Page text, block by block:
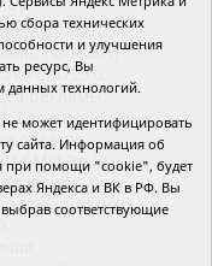
81,
Почтамт,
рекламы:
Сетевое
область
СМИ Эл №
сбора технических
и улучшения
ресурс, Вы
данных технологий.
может идентифицировать
сайта. Информация об
при помощи "cookie", будет
Яндекса и ВК в РФ. Вы
соответствующие